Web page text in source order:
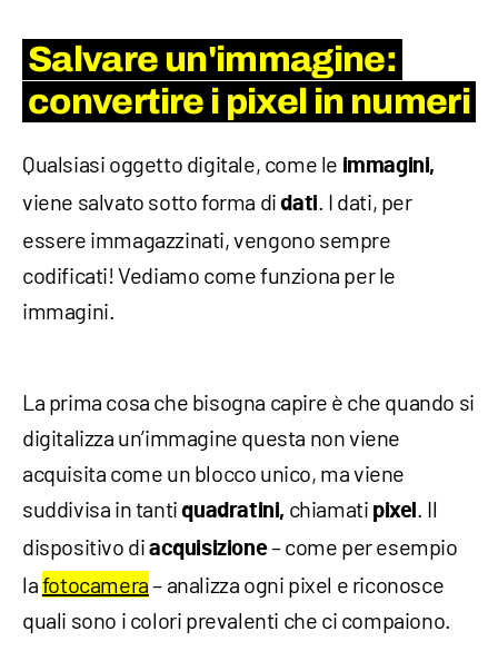
Salvare un'immagine:
convertire i pixel in numeri
Qualsiasi oggetto digitale, come le immagini,
viene salvato sotto forma didati. I dati, per
essere immagazzinati, vengono sempre
codificati! Vediamo come funziona per le
immagini.
La prima cosa che bisogna capire è che quando si
digitalizza un’immagine questa non viene
acquisita come un blocco unico, ma viene
suddivisa in tantiquadratini, chiamati pixel . Il
dispositivo di acquisizione– come per esempio
lafotocamera– analizza ogni pixel e riconosce
quali sono i colori prevalenti che ci compaiono.